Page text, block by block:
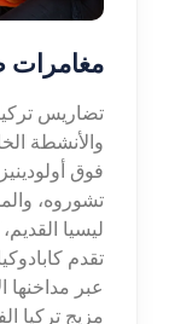
مغامرات
تضاريس
والأنشطة
فوق
تشوروه،
ليسيا
تقدم
عبر مداخنها
مزيج تركيا